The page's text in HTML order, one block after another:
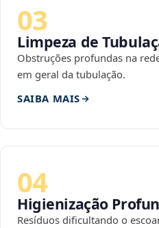
03
Limpeza de
Obstruções profundas na
em geral da tubulação.
SAIBA MAIS
04
Higienização
Resíduos dificultando o